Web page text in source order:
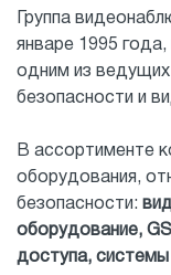
Группа
январе 1995 года,
одним из
безопасности и
В ассортименте
оборудования,
безопасности:
оборудование,
доступа,